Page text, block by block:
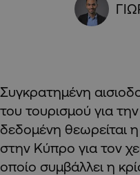
Συγκρατημένη
του τουρισμού για
δεδομένη θεωρείται
στην Κύπρο για τον
οποίο συμβάλλει η